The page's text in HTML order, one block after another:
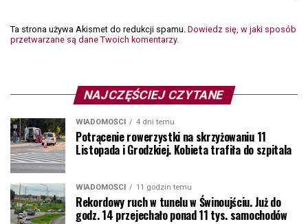
Ta strona używa Akismet do redukcji spamu. Dowiedz się, w jaki sposób
przetwarzane są dane Twoich komentarzy.
NAJCZĘŚCIEJ CZYTANE
WIADOMOŚCI 4 dni temu
Potrącenie rowerzystki na skrzyżowaniu 11
Listopada i Grodzkiej. Kobieta trafiła do szpitala
WIADOMOŚCI 11 godzin temu
Rekordowy ruch w tunelu w Świnoujściu. Już do
godz. 14 przejechało ponad 11 tys. samochodów